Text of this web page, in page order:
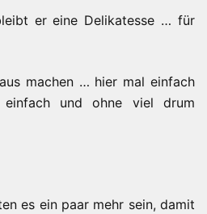
er eine Delikatesse … für
machen … hier mal einfach
und ohne viel drum
es ein paar mehr sein, damit